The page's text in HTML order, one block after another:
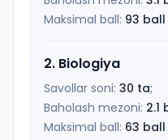
Maksimal ball: 93 ball
2. Biologiya
Savollar soni: 30 ta;
Baholash mezoni: 2.1
Maksimal ball: 63 ball